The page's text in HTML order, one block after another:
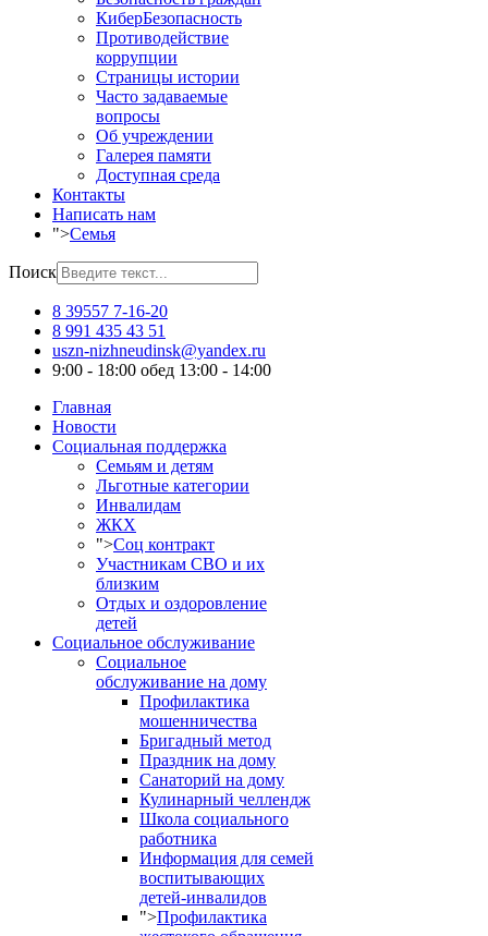
КиберБезопасность
Противодействие
коррупции
Страницы истории
Часто задаваемые
вопросы
Об учреждении
Галерея памяти
Доступная среда
Контакты
Написать нам
">Семья
Поиск
8 39557 7-16-20
8 991 435 43 51
uszn-nizhneudinsk@yandex.ru
9:00 - 18:00 обед 13:00 - 14:00
Главная
Новости
Социальная поддержка
Семьям и детям
Льготные категории
Инвалидам
ЖКХ
">Соц контракт
Участникам СВО и их
близким
Отдых и оздоровление
детей
Социальное обслуживание
Социальное
обслуживание на дому
Профилактика
мошенничества
Бригадный метод
Праздник на дому
Санаторий на дому
Кулинарный челлендж
Школа социального
работника
Информация для семей
воспитывающих
детей-инвалидов
">Профилактика